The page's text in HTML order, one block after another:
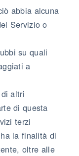
abbia alcuna
Servizio o
su quali
a
altri
di questa
terzi
la finalità di
oltre alle